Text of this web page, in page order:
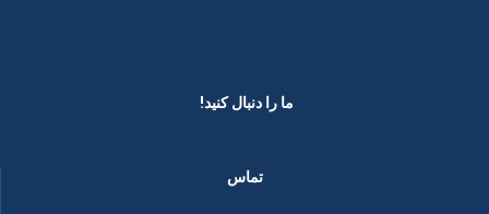
ما را دنبال کنید! ​
تماس